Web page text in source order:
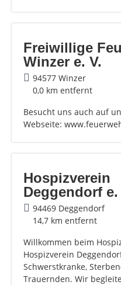
Freiwillige
Winzer e. V.
94577 Winzer
0,0 km entfernt
Besucht uns auch auf
Webseite:
Hospizverein
Deggendorf e.
94469 Deggendorf
14,7 km entfernt
Willkommen beim
Hospizverein
Schwerstkranke,
Trauernden. Wir